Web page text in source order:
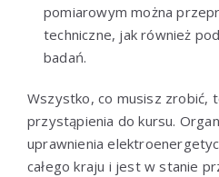
pomiarowym można
techniczne, jak również
badań.
Wszystko, co musisz zrobić,
przystąpienia do kursu.
uprawnienia
całego kraju i jest w stanie